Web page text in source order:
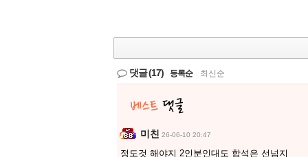
댓글(17) 등록순 최신순
미친 26-06-10 20:47
정도것 해야지 2인분인대도 합석은 선넘지